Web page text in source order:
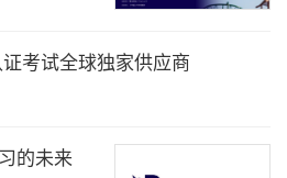
考试全球独家供应商
的未来